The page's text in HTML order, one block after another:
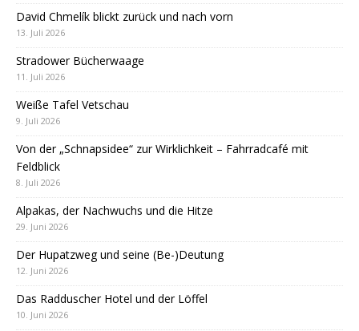
David Chmelík blickt zurück und nach vorn
13. Juli 2026
Stradower Bücherwaage
11. Juli 2026
Weiße Tafel Vetschau
9. Juli 2026
Von der „Schnapsidee“ zur Wirklichkeit – Fahrradcafé mit
Feldblick
8. Juli 2026
Alpakas, der Nachwuchs und die Hitze
29. Juni 2026
Der Hupatzweg und seine (Be-)Deutung
12. Juni 2026
Das Radduscher Hotel und der Löffel
10. Juni 2026